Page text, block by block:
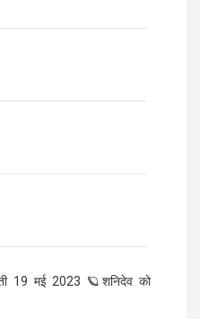
19 मई 2023 🪐शनिदेव को